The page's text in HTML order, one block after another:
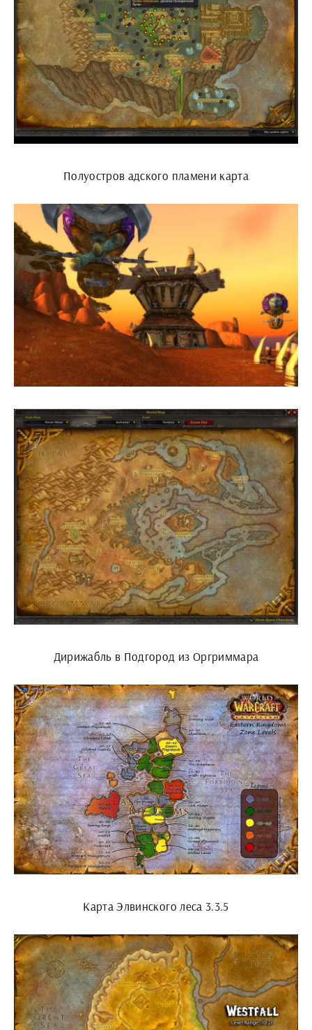
Полуостров адского пламени карта
Дирижабль в Подгород из Оргриммара
Карта Элвинского леса 3.3.5